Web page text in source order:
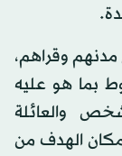
مدنهم وقراهم،
بما هو عليه
والعائلة
الهدف من